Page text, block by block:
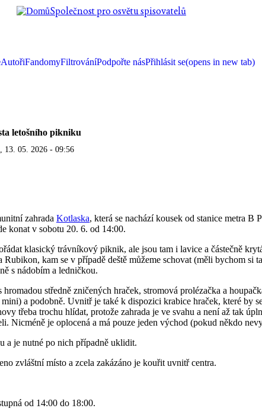
Společnost pro osvětu spisovatelů
AutořiFandomyFiltrováníPodpořte násPřihlásit se(opens in new tab)
letošního pikniku
13. 05. 2026 - 09:56
zahrada Kotlaska, která se nachází kousek od stanice metra B
konat v sobotu 20. 6. od 14:00.
klasický trávníkový piknik, ale jsou tam i lavice a částečně
Rubikon, kam se v případě deště můžeme schovat (měli bychom si
s nádobím a ledničkou.
hromadou středně zničených hraček, stromová prolézačka a
a podobně. Uvnitř je také k dispozici krabice hraček, které by
třeba trochu hlídat, protože zahrada je ve svahu a není až tak
Nicméně je oplocená a má pouze jeden východ (pokud někdo
a je nutné po nich případně uklidit.
zvláštní místo a zcela zakázáno je kouřit uvnitř centra.
od 14:00 do 18:00.